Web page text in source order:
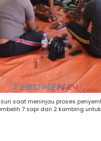
saat meninjau proses
7 sapi dan 2 kambing